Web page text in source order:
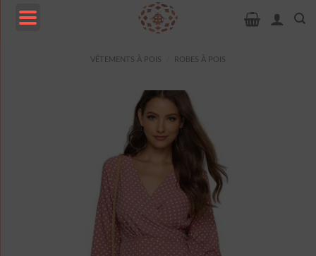
VÊTEMENTS À POIS ROBES À POIS